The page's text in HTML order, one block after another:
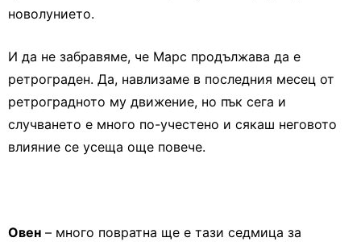
новолунието.
И да не забравяме, че Марс продължава да е
ретрограден. Да, навлизаме в последния месец от
ретроградното му движение, но пък сега и
случването е много по-учестено и сякаш неговото
влияние се усеща още повече.
Овен – много повратна ще е тази седмица за